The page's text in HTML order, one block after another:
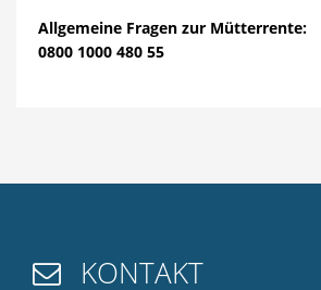
Allgemeine Fragen zur Mütterrente:
0800 1000 480 55
 KONTAKT